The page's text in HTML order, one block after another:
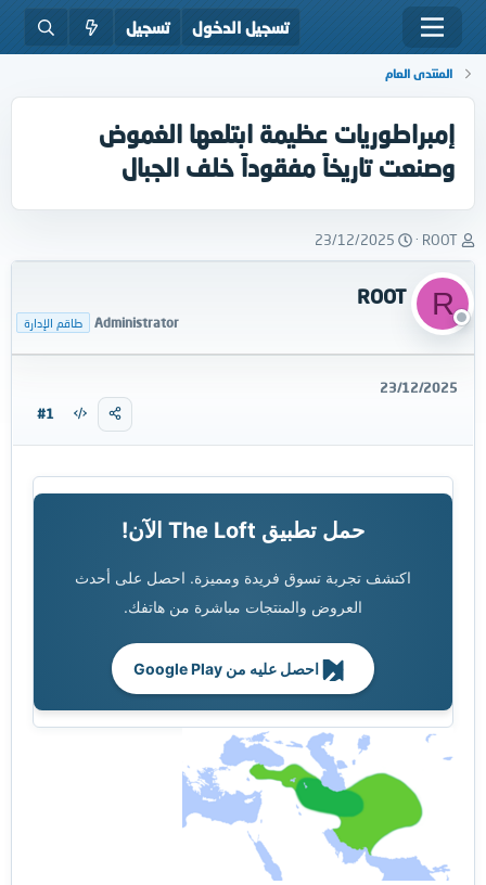
تسجيل الدخول تسجيل
المنتدى العام
إمبراطوريات عظيمة ابتلعها الغموض
وصنعت تاريخاً مفقوداً خلف الجبال
ب
ا
د
ئ
ا
ل
م
ض
ROOT
ت
ا
ي
ل
د
23/12/2025
R
ROOT
Administrator طاقم الإدارة
23/12/2025
#1
حمل تطبيق The Loft الآن!
اكتشف تجربة تسوق فريدة ومميزة. احصل على أحدث
العروض والمنتجات مباشرة من هاتفك.
احصل عليه من Google Play